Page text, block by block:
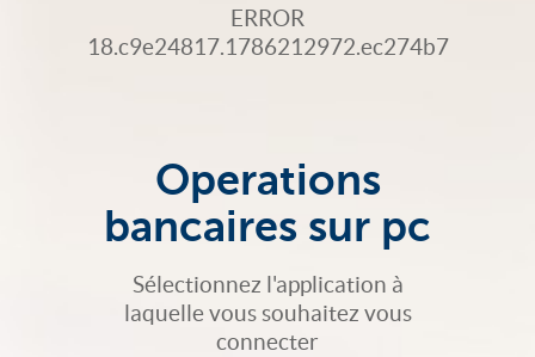
ERROR
18.c9e24817.1786212972.ec274b7
Operations
bancaires sur pc
Sélectionnez l'application à
laquelle vous souhaitez vous
connecter